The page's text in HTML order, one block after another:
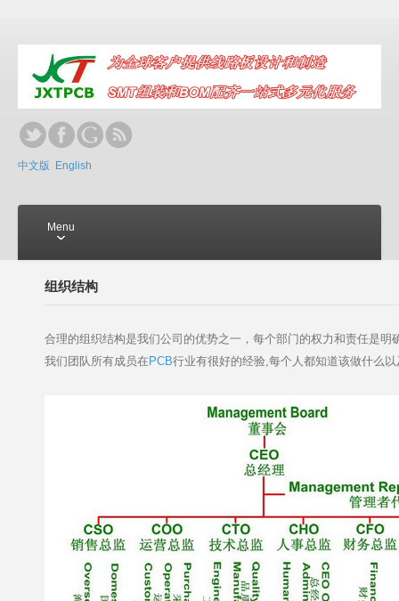
中文版 English
Menu
HOME
产品展示
技术参数
组织结构
合理的组织结构是我们公司的优势之一，每个部门的权力和责任是明
我们团队所有成员在PCB行业有很好的经验,每个人都知道该做什么